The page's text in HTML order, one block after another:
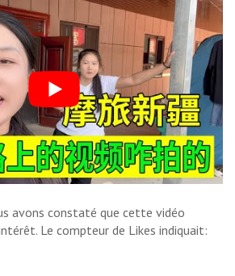
avons constaté que cette vidéo
Le compteur de Likes indiquait: